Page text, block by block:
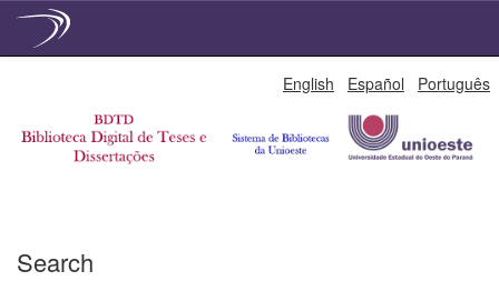
English Español Português
Search